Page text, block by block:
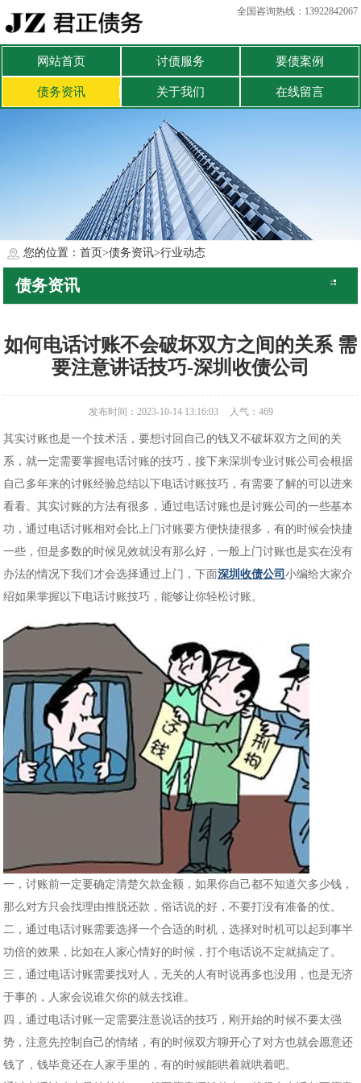
全国咨询热线：13922842067
网站首页 讨债服务 要债案例
债务资讯 关于我们 在线留言
您的位置： 首页>债务资讯>行业动态
债务资讯
如何电话讨账不会破坏双方之间的关系 需
要注意讲话技巧-深圳收债公司
发布时间：2023-10-14 13:16:03 人气： 469
其实讨账也是一个技术活，要想讨回自己的钱又不破坏双方之间的关
系，就一定需要掌握电话讨账的技巧，接下来深圳专业讨账公司会根据
自己多年来的讨账经验总结以下电话讨账技巧，有需要了解的可以进来
看看。其实讨账的方法有很多，通过电话讨账也是讨账公司的一些基本
功，通过电话讨账相对会比上门讨账要方便快捷很多，有的时候会快捷
一些，但是多数的时候见效就没有那么好，一般上门讨账也是实在没有
办法的情况下我们才会选择通过上门，下面深圳收债公司小编给大家介
绍如果掌握以下电话讨账技巧，能够让你轻松讨账。
一，讨账前一定要确定清楚欠款金额，如果你自己都不知道欠多少钱，
那么对方只会找理由推脱还款，俗话说的好，不要打没有准备的仗。
二，通过电话讨账需要选择一个合适的时机，选择对时机可以起到事半
功倍的效果，比如在人家心情好的时候，打个电话说不定就搞定了。
三，通过电话讨账需要找对人，无关的人有时说再多也没用，也是无济
于事的，人家会说谁欠你的就去找谁。
四，通过电话讨账一定需要注意说话的技巧，刚开始的时候不要太强
势，注意先控制自己的情绪，有的时候双方聊开心了对方也就会愿意还
钱了，钱毕竟还在人家手里的，有的时候能哄着就哄着吧。